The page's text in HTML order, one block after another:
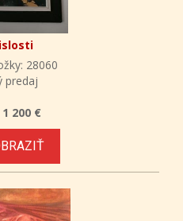
28060
predaj
1 200 €